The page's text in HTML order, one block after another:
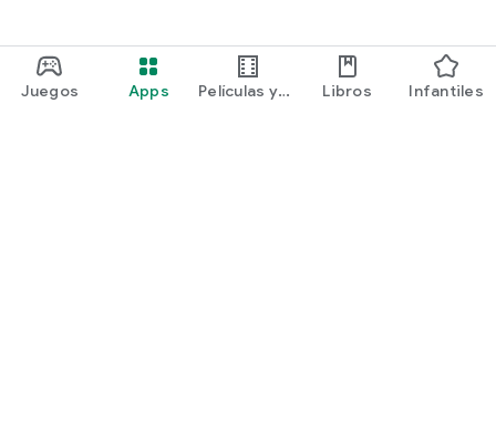
Juegos Apps
Películas y
Libros Infantiles